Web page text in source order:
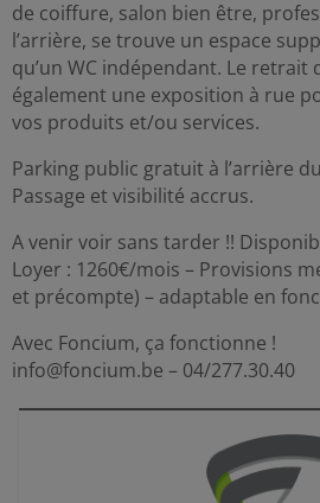
de coiffure, salon bien être,
l’arrière, se trouve un espace
qu’un WC indépendant. Le
également une exposition à rue
vos produits et/ou services.
Parking public gratuit à l’arrière
Passage et visibilité accrus.
A venir voir sans tarder !!
Loyer : 1260€/mois – Provisions
et précompte) – adaptable en
Avec Foncium, ça fonctionne !
info@foncium.be – 04/277.30.40